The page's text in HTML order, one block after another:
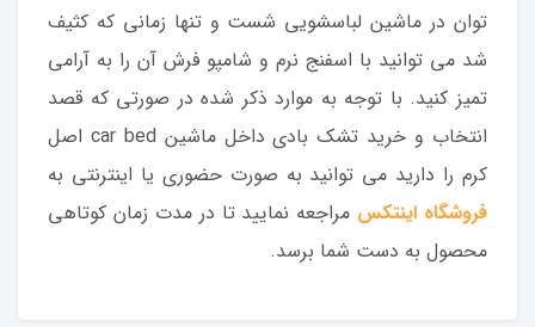
توان در ماشین لباسشویی شست و تنها زمانی که کثیف
شد می توانید با اسفنج نرم و شامپو فرش آن را به آرامی
تمیز کنید. با توجه به موارد ذکر شده در صورتی که قصد
انتخاب و خرید تشک بادی داخل ماشین car bed اصل
کرم را دارید می توانید به صورت حضوری یا اینترنتی به
فروشگاه اینتکس مراجعه نمایید تا در مدت زمان کوتاهی
محصول به دست شما برسد.